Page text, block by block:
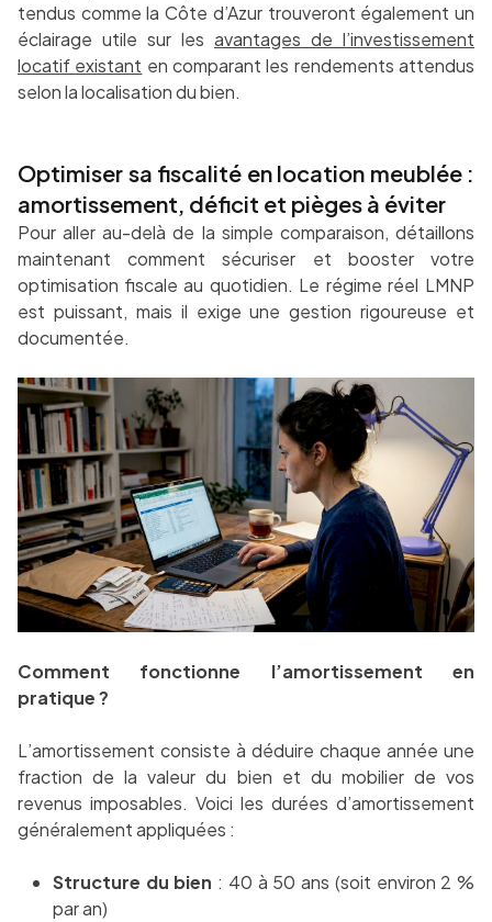
tendus comme la Côte d’Azur trouveront également un
éclairage utile sur les avantages de l’investissement
locatif existant en comparant les rendements attendus
selon la localisation du bien.
Optimiser sa fiscalité en location meublée :
amortissement, déficit et pièges à éviter
Pour aller au-delà de la simple comparaison, détaillons
maintenant comment sécuriser et booster votre
optimisation fiscale au quotidien. Le régime réel LMNP
est puissant, mais il exige une gestion rigoureuse et
documentée.
Comment fonctionne l’amortissement en
pratique ?
L’amortissement consiste à déduire chaque année une
fraction de la valeur du bien et du mobilier de vos
revenus imposables. Voici les durées d’amortissement
généralement appliquées :
Structure du bien : 40 à 50 ans (soit environ 2 %
par an)